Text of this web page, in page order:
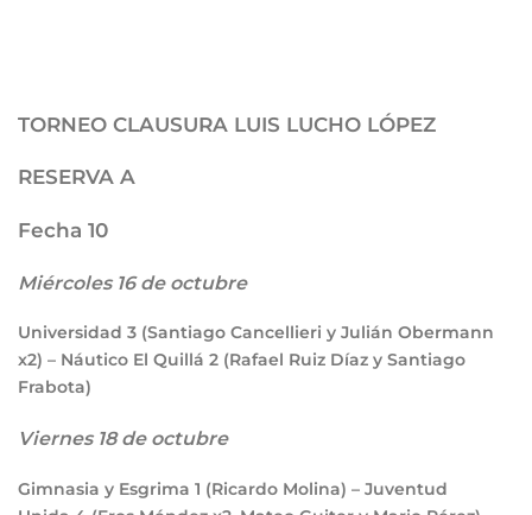
TORNEO CLAUSURA LUIS LUCHO LÓPEZ
RESERVA A
Fecha 10
Miércoles 16 de octubre
Universidad 3 (Santiago Cancellieri y Julián Obermann
x2) – Náutico El Quillá 2 (Rafael Ruiz Díaz y Santiago
Frabota)
Viernes 18 de octubre
Gimnasia y Esgrima 1 (Ricardo Molina) – Juventud